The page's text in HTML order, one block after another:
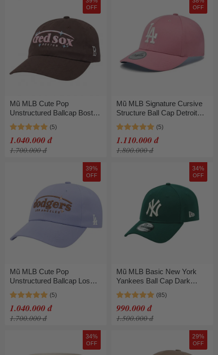
OFF
Mũ MLB Cute Pop
Unstructured Ballcap Boston
Red Sox 3ACPV246N-
43BRD Màu Nâu
1.040.000 đ
1.700.000 đ
OFF
Mũ MLB Signature Cursive
Structure Ball Cap Detroit
Tigers 3ACPV216N-07PKS
Màu Hồng
1.110.000 đ
1.800.000 đ
39%
OFF
Mũ MLB Cute Pop
Unstructured Ballcap Los
Angeles Dodgers
3ACPV246N-07VOM Màu
Tím
1.040.000 đ
1.700.000 đ
34%
OFF
Mũ MLB Basic New York
Yankees Ball Cap Dark
Green 13549183 Màu Xanh
Green
990.000 đ
1.500.000 đ
34%
OFF
29%
OFF